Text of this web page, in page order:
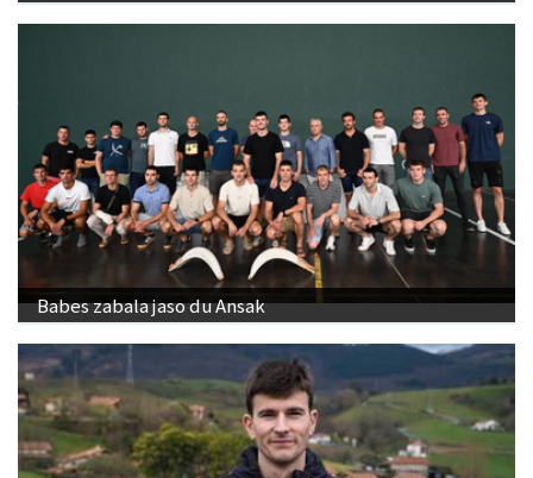
Babes zabala jaso du Ansak